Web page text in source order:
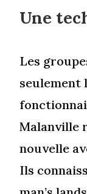
Une
Les
seulement
Malanville
nouvelle
Ils